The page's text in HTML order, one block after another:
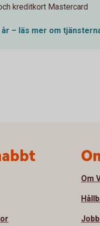
kreditkort Mastercard
år – läs mer om
Om